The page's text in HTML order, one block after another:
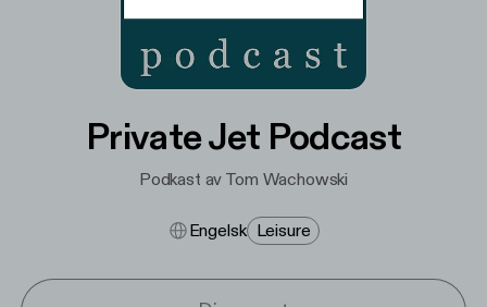
Private Jet Podcast
Podkast av Tom Wachowski
Engelsk Leisure